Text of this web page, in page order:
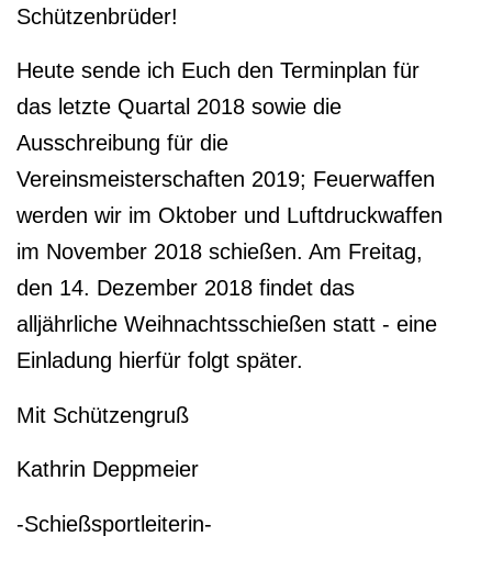
Schützenbrüder!
Heute sende ich Euch den Terminplan für
das letzte Quartal 2018 sowie die
Ausschreibung für die
Vereinsmeisterschaften 2019; Feuerwaffen
werden wir im Oktober und Luftdruckwaffen
im November 2018 schießen. Am Freitag,
den 14. Dezember 2018 findet das
alljährliche Weihnachtsschießen statt - eine
Einladung hierfür folgt später.
Mit Schützengruß
Kathrin Deppmeier
-Schießsportleiterin-